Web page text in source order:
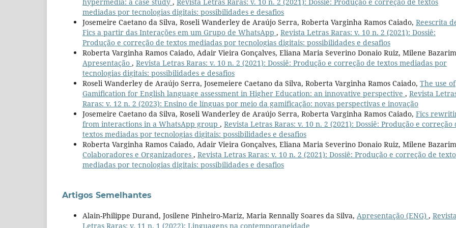
mediadas por tecnologias digitais: possibilidades e desafios
Josemeire Caetano da Silva, Roseli Wanderley de Araújo Serra, Roberta Varginha Ramos Caiado, Reescrita
Fics a partir das Interações em um Grupo de WhatsApp , Revista Letras Raras: v. 10 n. 2 (2021): Dossiê:
Produção e correção de textos mediadas por tecnologias digitais: possibilidades e desafios
Roberta Varginha Ramos Caiado, Adair Vieira Gonçalves, Eliana Maria Severino Donaio Ruiz, Milene
Apresentação , Revista Letras Raras: v. 10 n. 2 (2021): Dossiê: Produção e correção de textos mediadas por
tecnologias digitais: possibilidades e desafios
Roseli Wanderley de Araújo Serra, Josemeiere Caetano da Silva, Roberta Varginha Ramos Caiado, The use of
Gamification for English language assessment in Higher Education: an innovative perspective , Revista
Raras: v. 12 n. 2 (2023): Ensino de línguas por meio da gamificação: novas perspectivas e inovação
Josemeire Caetano da Silva, Roseli Wanderley de Araújo Serra, Roberta Varginha Ramos Caiado, Fics
from interactions in a WhatsApp group , Revista Letras Raras: v. 10 n. 2 (2021): Dossiê: Produção e correção
textos mediadas por tecnologias digitais: possibilidades e desafios
Roberta Varginha Ramos Caiado, Adair Vieira Gonçalves, Eliana Maria Severino Donaio Ruiz, Milene
Colaboradores e Organizadores , Revista Letras Raras: v. 10 n. 2 (2021): Dossiê: Produção e correção de
mediadas por tecnologias digitais: possibilidades e desafios
Artigos Semelhantes
Alain-Philippe Durand, Josilene Pinheiro-Mariz, Maria Rennally Soares da Silva, Apresentação (ENG) , Revista
Letras Raras: v. 11 n. 1 (2022): Linguagens na contemporaneidade